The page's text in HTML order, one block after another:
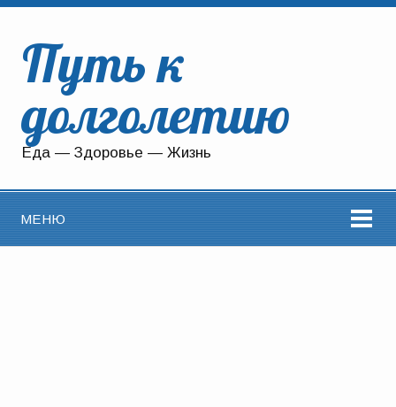
Путь к
долголетию
Еда — Здоровье — Жизнь
МЕНЮ